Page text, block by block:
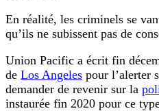
En réalité, les criminels se
qu’ils ne subissent pas de
Union Pacific a écrit fin
de Los Angeles pour l’alerter
demander de revenir sur la
instaurée fin 2020 pour ce